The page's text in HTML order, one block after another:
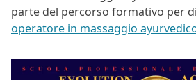
parte del percorso formativo per
operatore in massaggio